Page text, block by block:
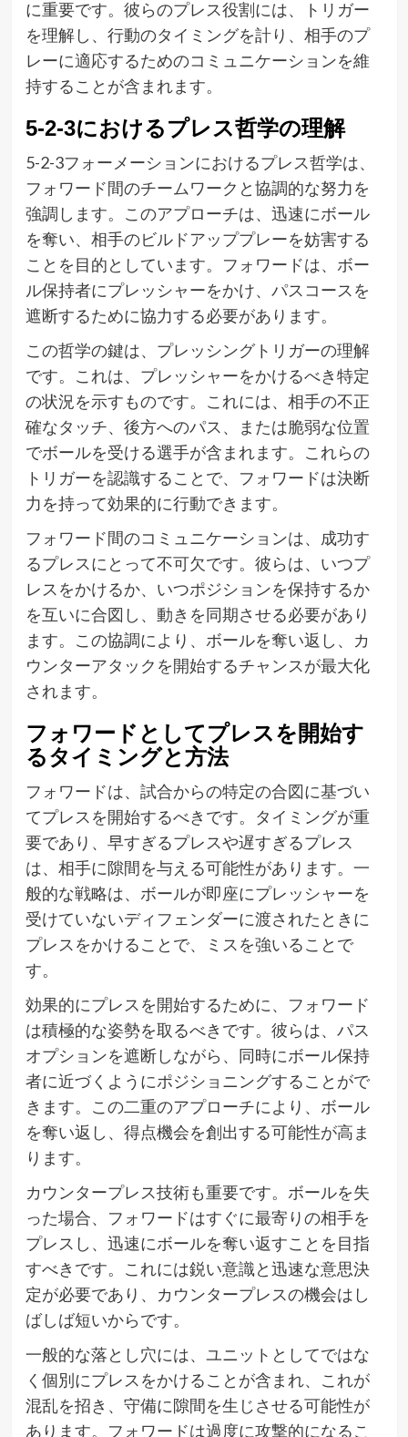
に重要です。彼らのプレス役割には、トリガー
を理解し、行動のタイミングを計り、相手のプ
レーに適応するためのコミュニケーションを維
持することが含まれます。
5-2-3におけるプレス哲学の理解
5-2-3フォーメーションにおけるプレス哲学は、
フォワード間のチームワークと協調的な努力を
強調します。このアプローチは、迅速にボール
を奪い、相手のビルドアッププレーを妨害する
ことを目的としています。フォワードは、ボー
ル保持者にプレッシャーをかけ、パスコースを
遮断するために協力する必要があります。
この哲学の鍵は、プレッシングトリガーの理解
です。これは、プレッシャーをかけるべき特定
の状況を示すものです。これには、相手の不正
確なタッチ、後方へのパス、または脆弱な位置
でボールを受ける選手が含まれます。これらの
トリガーを認識することで、フォワードは決断
力を持って効果的に行動できます。
フォワード間のコミュニケーションは、成功す
るプレスにとって不可欠です。彼らは、いつプ
レスをかけるか、いつポジションを保持するか
を互いに合図し、動きを同期させる必要があり
ます。この協調により、ボールを奪い返し、カ
ウンターアタックを開始するチャンスが最大化
されます。
フォワードとしてプレスを開始す
るタイミングと方法
フォワードは、試合からの特定の合図に基づい
てプレスを開始するべきです。タイミングが重
要であり、早すぎるプレスや遅すぎるプレス
は、相手に隙間を与える可能性があります。一
般的な戦略は、ボールが即座にプレッシャーを
受けていないディフェンダーに渡されたときに
プレスをかけることで、ミスを強いることで
す。
効果的にプレスを開始するために、フォワード
は積極的な姿勢を取るべきです。彼らは、パス
オプションを遮断しながら、同時にボール保持
者に近づくようにポジショニングすることがで
きます。この二重のアプローチにより、ボール
を奪い返し、得点機会を創出する可能性が高ま
ります。
カウンタープレス技術も重要です。ボールを失
った場合、フォワードはすぐに最寄りの相手を
プレスし、迅速にボールを奪い返すことを目指
すべきです。これには鋭い意識と迅速な意思決
定が必要であり、カウンタープレスの機会はし
ばしば短いからです。
一般的な落とし穴には、ユニットとしてではな
く個別にプレスをかけることが含まれ、これが
混乱を招き、守備に隙間を生じさせる可能性が
あります。フォワードは過度に攻撃的になるこ